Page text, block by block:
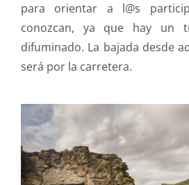
para orientar a l@s
conozcan, ya que hay un
difuminado. La bajada desde
será por la carretera.